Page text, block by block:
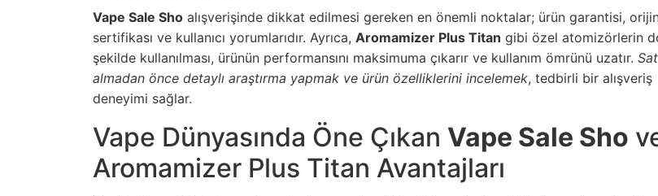
Vape Sale Sho alışverişinde dikkat edilmesi gereken en önemli noktalar; ürün garantisi,
sertifikası ve kullanıcı yorumlarıdır. Ayrıca, Aromamizer Plus Titan gibi özel atomizörlerin
şekilde kullanılması, ürünün performansını maksimuma çıkarır ve kullanım ömrünü uzatır.
almadan önce detaylı araştırma yapmak ve ürün özelliklerini incelemek, tedbirli bir alışveriş
deneyimi sağlar.
Vape Dünyasında Öne Çıkan Vape Sale Sho
Aromamizer Plus Titan Avantajları